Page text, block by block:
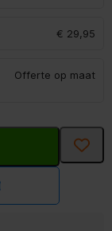
€ 29,95
Offerte op maat